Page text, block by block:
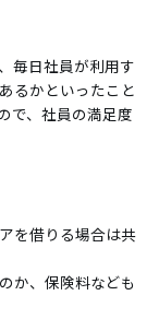
毎日社員が利用す
るかといったこと
で、社員の満足度
を借りる場合は共
か、保険料なども